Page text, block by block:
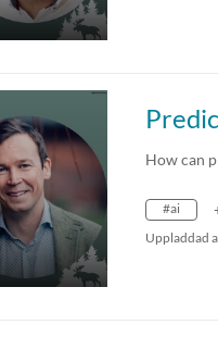
How can
#ai
Uppladdad